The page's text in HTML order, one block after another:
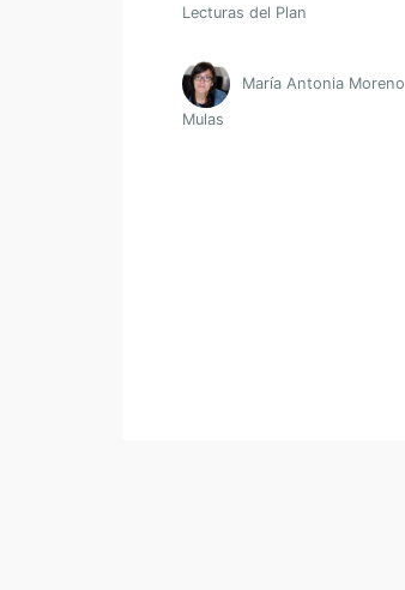
Lecturas del Plan
María Antonia Moreno
Mulas